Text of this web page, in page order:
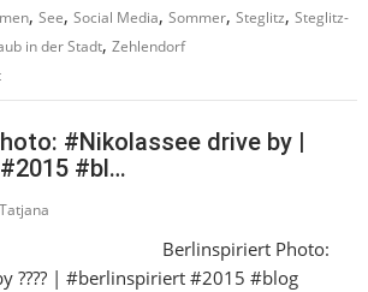
,See,Social Media,Sommer,Steglitz,Steglitz-
in der Stadt,Zehlendorf
#Nikolassee drive by |
#bl…
Tatjana
Berlinspiriert Photo:
???? | #berlinspiriert #2015 #blog